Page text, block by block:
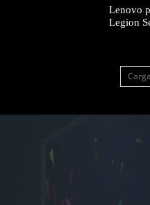
Lenovo
Legion